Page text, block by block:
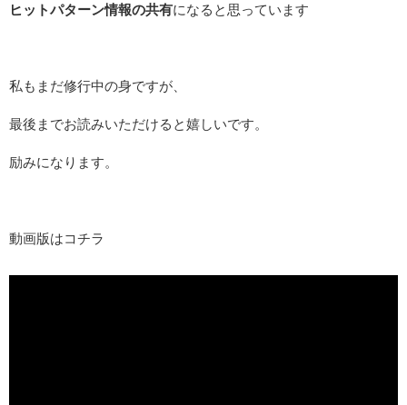
ヒットパターン情報の共有になると思っています
私もまだ修行中の身ですが、
最後までお読みいただけると嬉しいです。
励みになります。
動画版はコチラ